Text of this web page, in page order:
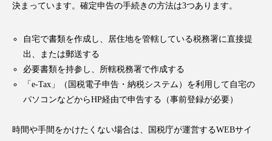
決まっています。確定申告の手続きの方法は3つあります。
自宅で書類を作成し、居住地を管轄している税務署に直接提
出、または郵送する
必要書類を持参し、所轄税務署で作成する
「e-Tax」（国税電子申告・納税システム）を利用して自宅の
パソコンなどからHP経由で申告する（事前登録が必要）
時間や手間をかけたくない場合は、国税庁が運営するWEBサイ